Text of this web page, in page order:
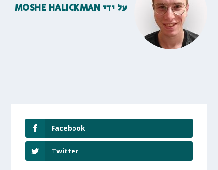
על ידי MOSHE HALICKMAN
Facebook
Twitter